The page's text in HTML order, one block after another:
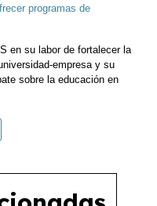
programas de
en su labor de fortalecer la
empresa y su
sobre la educación en